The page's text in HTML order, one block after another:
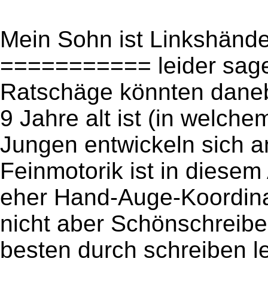
Mein Sohn ist
=========== leider
Ratschäge könnten
9 Jahre alt ist (in
Jungen entwickeln sich
Feinmotorik ist in
eher Hand-Auge-
nicht aber
besten durch schreiben